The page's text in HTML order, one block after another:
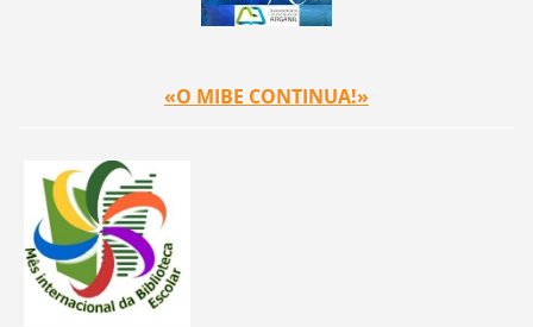
«O MIBE CONTINUA!»